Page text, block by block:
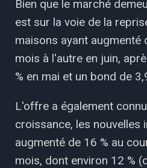
Bien que le marché
est sur la voie de la
maisons ayant augmenté
mois à l'autre en juin,
% en mai et un bond de
L'offre a également
croissance, les nouvelles
augmenté de 16 % au
mois, dont environ 12 %